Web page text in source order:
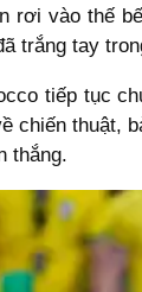
rơi vào thế
trắng tay
tiếp tục
chiến thuật,
thắng.